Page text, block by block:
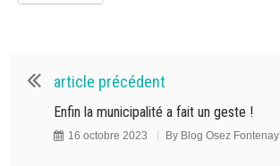
article précédent
Enfin la municipalité a fait un geste !
16 octobre 2023 By Blog Osez Fontenay